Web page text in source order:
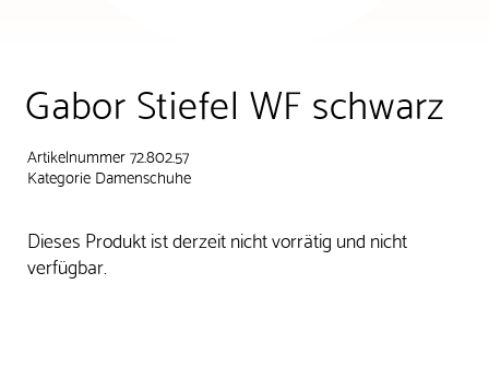
Gabor Stiefel WF schwarz
Artikelnummer 72.802.57
KategorieDamenschuhe
Dieses Produkt ist derzeit nicht vorrätig und nicht
verfügbar.